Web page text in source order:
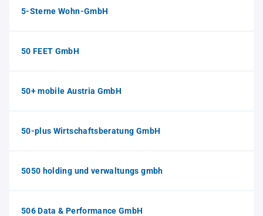
5-Sterne Wohn-GmbH
50 FEET GmbH
50+ mobile Austria GmbH
50-plus Wirtschaftsberatung GmbH
5050 holding und verwaltungs gmbh
506 Data & Performance GmbH